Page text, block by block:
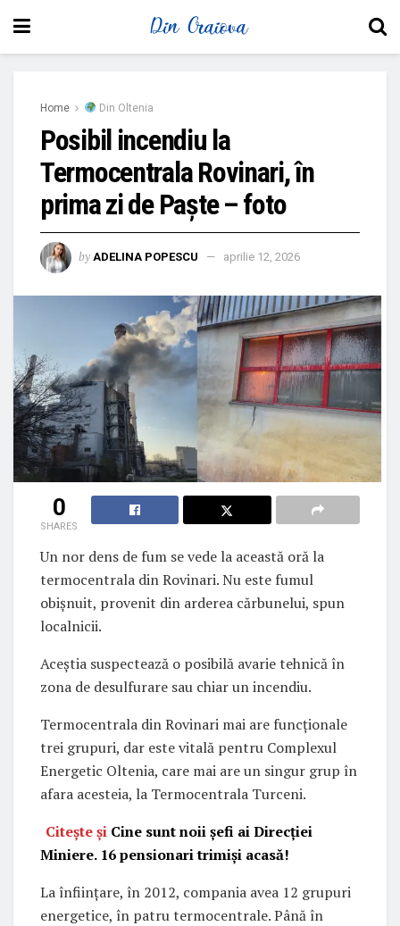
Home Din Oltenia
Posibil incendiu la
Termocentrala Rovinari, în
prima zi de Paște – foto
by ADELINA POPESCU aprilie 12, 2026
0
SHARES
Un nor dens de fum se vede la această oră la
termocentrala din Rovinari. Nu este fumul
obișnuit, provenit din arderea cărbunelui, spun
localnicii.
Aceștia suspectează o posibilă avarie tehnică în
zona de desulfurare sau chiar un incendiu.
Termocentrala din Rovinari mai are funcționale
trei grupuri, dar este vitală pentru Complexul
Energetic Oltenia, care mai are un singur grup în
afara acesteia, la Termocentrala Turceni.
Citește și Cine sunt noii șefi ai Direcției
Miniere. 16 pensionari trimiși acasă!
La înființare, în 2012, compania avea 12 grupuri
energetice, în patru termocentrale. Până în